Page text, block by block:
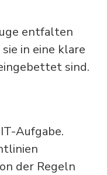
entfalten
in eine klare
sind.
Aufgabe.
der Regeln